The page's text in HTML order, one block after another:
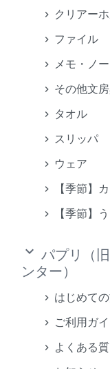
クリアー
ファイル
メモ・ノー
その他文
タオル
スリッパ
ウェア
【季節】
【季節】
keyboard_arrow_down パプリ（
ンター）
はじめて
ご利用ガ
よくある質